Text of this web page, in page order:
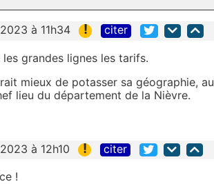
à 11h34 ! citer
grandes lignes les tarifs.
mieux de potasser sa géographie,
lieu du département de la Nièvre.
à 12h10 ! citer
!